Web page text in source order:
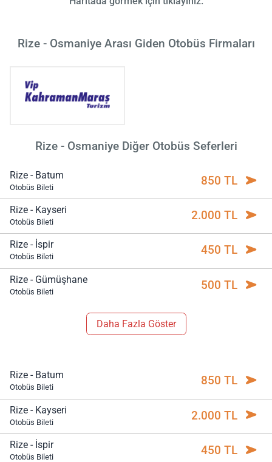
Rize - Osmaniye Arası Giden Otobüs Firmaları
Rize - Osmaniye Diğer Otobüs Seferleri
Rize - Batum
Otobüs Bileti 850 TL
Rize - Kayseri
Otobüs Bileti 2.000 TL
Rize - İspir
Otobüs Bileti 450 TL
Rize - Gümüşhane
Otobüs Bileti 500 TL
Daha Fazla Göster
Rize - Batum
Otobüs Bileti 850 TL
Rize - Kayseri
Otobüs Bileti 2.000 TL
Rize - İspir
Otobüs Bileti 450 TL